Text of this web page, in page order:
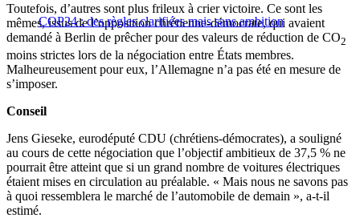
COP24 : des règles clarifiées mais sans ambition
Toutefois, d’autres sont plus frileux à crier victoire. Ce sont les
mêmes, issus de l’opposition chrétienne-démocrate, qui avaient
demandé à Berlin de prêcher pour des valeurs de réduction de CO2
moins strictes lors de la négociation entre États membres.
Malheureusement pour eux, l’Allemagne n’a pas été en mesure de
s’imposer.
Conseil
Jens Gieseke, eurodéputé CDU (chrétiens-démocrates), a souligné
au cours de cette négociation que l’objectif ambitieux de 37,5 % ne
pourrait être atteint que si un grand nombre de voitures électriques
étaient mises en circulation au préalable. « Mais nous ne savons pas
à quoi ressemblera le marché de l’automobile de demain », a-t-il
estimé.